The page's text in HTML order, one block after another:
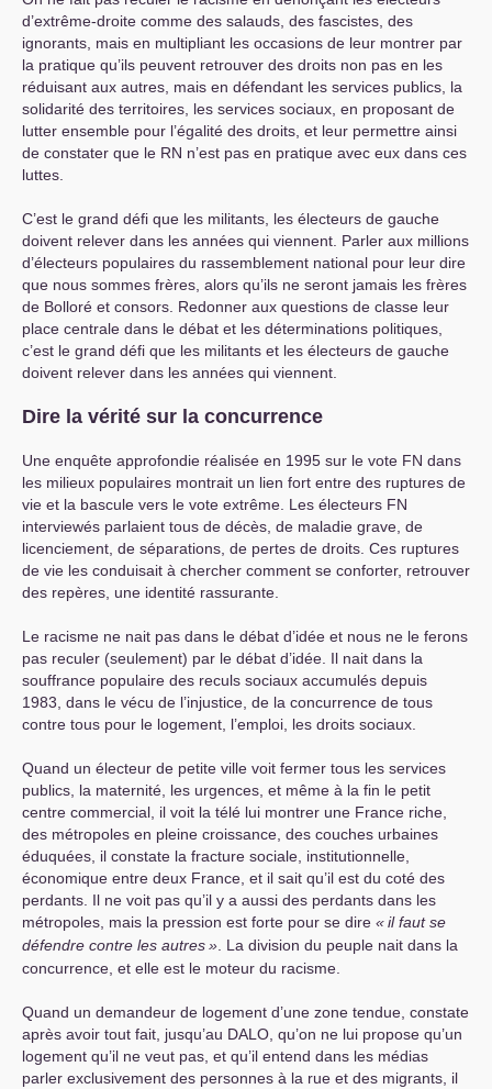
d’extrême-droite comme des salauds, des fascistes, des
ignorants, mais en multipliant les occasions de leur montrer par
la pratique qu’ils peuvent retrouver des droits non pas en les
réduisant aux autres, mais en défendant les services publics, la
solidarité des territoires, les services sociaux, en proposant de
lutter ensemble pour l’égalité des droits, et leur permettre ainsi
de constater que le RN n’est pas en pratique avec eux dans ces
luttes.
C’est le grand défi que les militants, les électeurs de gauche
doivent relever dans les années qui viennent. Parler aux millions
d’électeurs populaires du rassemblement national pour leur dire
que nous sommes frères, alors qu’ils ne seront jamais les frères
de Bolloré et consors. Redonner aux questions de classe leur
place centrale dans le débat et les déterminations politiques,
c’est le grand défi que les militants et les électeurs de gauche
doivent relever dans les années qui viennent.
Dire la vérité sur la concurrence
Une enquête approfondie réalisée en 1995 sur le vote FN dans
les milieux populaires montrait un lien fort entre des ruptures de
vie et la bascule vers le vote extrême. Les électeurs FN
interviewés parlaient tous de décès, de maladie grave, de
licenciement, de séparations, de pertes de droits. Ces ruptures
de vie les conduisait à chercher comment se conforter, retrouver
des repères, une identité rassurante.
Le racisme ne nait pas dans le débat d’idée et nous ne le ferons
pas reculer (seulement) par le débat d’idée. Il nait dans la
souffrance populaire des reculs sociaux accumulés depuis
1983, dans le vécu de l’injustice, de la concurrence de tous
contre tous pour le logement, l’emploi, les droits sociaux.
Quand un électeur de petite ville voit fermer tous les services
publics, la maternité, les urgences, et même à la fin le petit
centre commercial, il voit la télé lui montrer une France riche,
des métropoles en pleine croissance, des couches urbaines
éduquées, il constate la fracture sociale, institutionnelle,
économique entre deux France, et il sait qu’il est du coté des
perdants. Il ne voit pas qu’il y a aussi des perdants dans les
métropoles, mais la pression est forte pour se dire «il faut se
défendre contre les autres». La division du peuple nait dans la
concurrence, et elle est le moteur du racisme.
Quand un demandeur de logement d’une zone tendue, constate
après avoir tout fait, jusqu’au DALO, qu’on ne lui propose qu’un
logement qu’il ne veut pas, et qu’il entend dans les médias
parler exclusivement des personnes à la rue et des migrants, il